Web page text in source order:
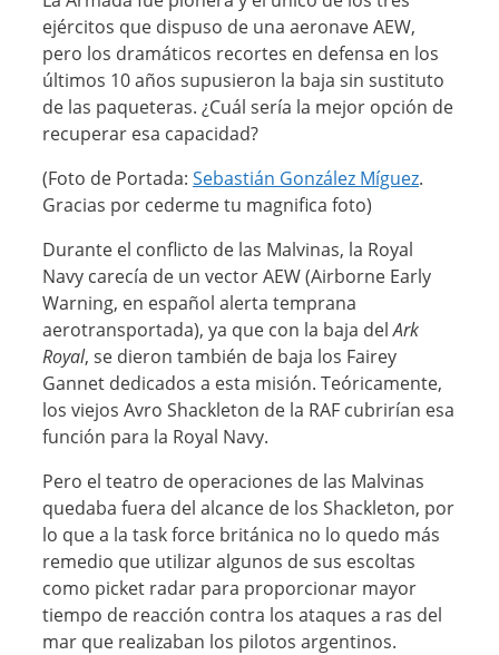
ejércitos que dispuso de una aeronave AEW,
pero los dramáticos recortes en defensa en los
últimos 10 años supusieron la baja sin sustituto
de las paqueteras. ¿Cuál sería la mejor opción de
recuperar esa capacidad?
(Foto de Portada: Sebastián González Míguez.
Gracias por cederme tu magnifica foto)
Durante el conflicto de las Malvinas, la Royal
Navy carecía de un vector AEW (Airborne Early
Warning, en español alerta temprana
aerotransportada), ya que con la baja delArk
Royal, se dieron también de baja los Fairey
Gannet dedicados a esta misión. Teóricamente,
los viejos Avro Shackleton de la RAF cubrirían esa
función para la Royal Navy.
Pero el teatro de operaciones de las Malvinas
quedaba fuera del alcance de los Shackleton, por
lo que a la task force británica no lo quedo más
remedio que utilizar algunos de sus escoltas
como picket radar para proporcionar mayor
tiempo de reacción contra los ataques a ras del
mar que realizaban los pilotos argentinos.